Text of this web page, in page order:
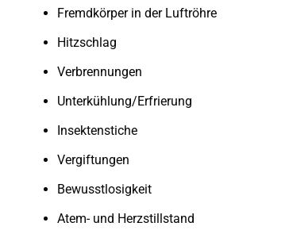
Fremdkörper in der Luftröhre
Hitzschlag
Verbrennungen
Unterkühlung/Erfrierung
Insektenstiche
Vergiftungen
Bewusstlosigkeit
Atem- und Herzstillstand